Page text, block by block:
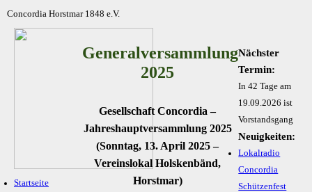
Concordia Horstmar 1848 e.V.
Startseite
Generalversammlung
2025
Gesellschaft Concordia –
Jahreshauptversammlung 2025
(Sonntag, 13. April 2025 –
Vereinslokal Holskenbänd,
Horstmar)
Nächster
Termin:
In 42 Tage am
19.09.2026 ist
Vorstandsgang
Neuigkeiten:
Lokalradio
Concordia
Schützenfest